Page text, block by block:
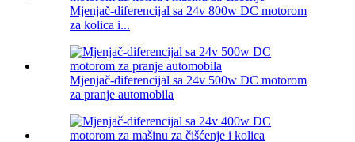
Mjenjač-diferencijal sa 24v 800w DC motorom
za kolica i...
Mjenjač-diferencijal sa 24v 500w DC motorom
za pranje automobila